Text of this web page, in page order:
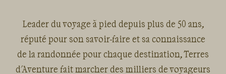
Leader du voyage à pied depuis plus de 50 ans,
réputé pour son savoir-faire et sa connaissance
de la randonnée pour chaque destination, Terres
d'Aventure fait marcher des milliers de voyageurs